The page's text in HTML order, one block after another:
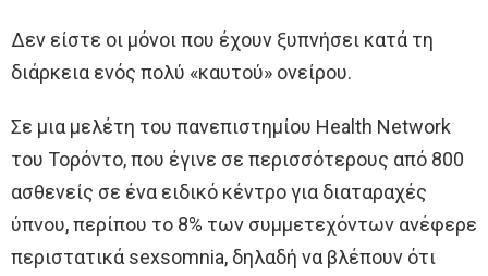
Δεν είστε οι μόνοι που έχουν ξυπνήσει κατά τη
διάρκεια ενός πολύ «καυτού» ονείρου.
Σε μια μελέτη του πανεπιστημίου Health Network
του Τορόντο, που έγινε σε περισσότερους από 800
ασθενείς σε ένα ειδικό κέντρο για διαταραχές
ύπνου, περίπου το 8% των συμμετεχόντων ανέφερε
περιστατικά sexsomnia, δηλαδή να βλέπουν ότι